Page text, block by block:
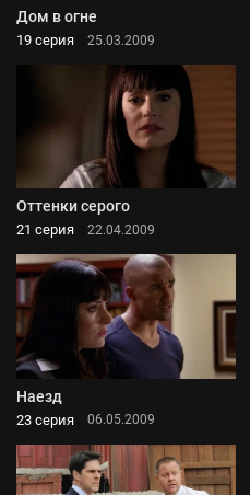
Дом в огне
19 серия 25.03.2009
Оттенки серого
21 серия 22.04.2009
Наезд
23 серия 06.05.2009